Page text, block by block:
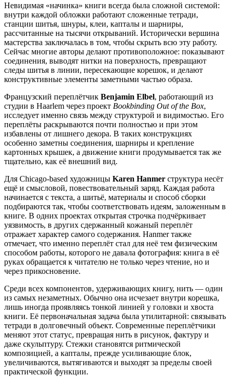
Невидимая «начинка» книги всегда была сложной системой:
внутри каждой обложки работают сложенные тетради,
станции шитья, шнуры, клеи, капталы и шарниры,
рассчитанные на тысячи открываний. Исторически вершина
мастерства заключалась в том, чтобы скрыть всю эту работу.
Сейчас многие авторы делают противоположное: показывают
соединения, выводят нитки на поверхность, превращают
следы шитья в линии, пересекающие корешок, и делают
конструктивные элементы заметными частью образа.
Французский переплётчик Benjamin Elbel, работающий из
студии в Haarlem через проект Bookbinding Out of the Box,
исследует именно связь между структурой и видимостью. Его
переплёты раскрываются почти полностью и при этом
избавлены от лишнего декора. В таких конструкциях
особенно заметны соединения, шарниры и крепление
картонных крышек, а движение книги продумывается так же
тщательно, как её внешний вид.
Для Chicago-based художницы Karen Hanmer структура несёт
ещё и смысловой, повествовательный заряд. Каждая работа
начинается с текста, а шитьё, материалы и способ сборки
подбираются так, чтобы соответствовать идеям, заложенным в
книге. В одних проектах открытая строчка подчёркивает
уязвимость, в других сдержанный кожаный переплёт
отражает характер самого содержания. Hanmer также
отмечает, что именно переплёт стал для неё тем физическим
способом работы, которого не давала фотография: книга в её
руках обращается к читателю не только через чтение, но и
через прикосновение.
Среди всех компонентов, удерживающих книгу, нить — один
из самых незаметных. Обычно она исчезает внутри корешка,
лишь иногда проявляясь тонкой линией у головки и хвоста
книги. Её первоначальная задача была утилитарной: связывать
тетради в долговечный объект. Современные переплётчики
меняют этот статус, превращая нить в рисунок, фактуру и
даже скульптуру. Стежки становятся ритмической
композицией, а капталы, прежде усиливающие блок,
увеличиваются, вытягиваются и выходят за пределы своей
практической функции.